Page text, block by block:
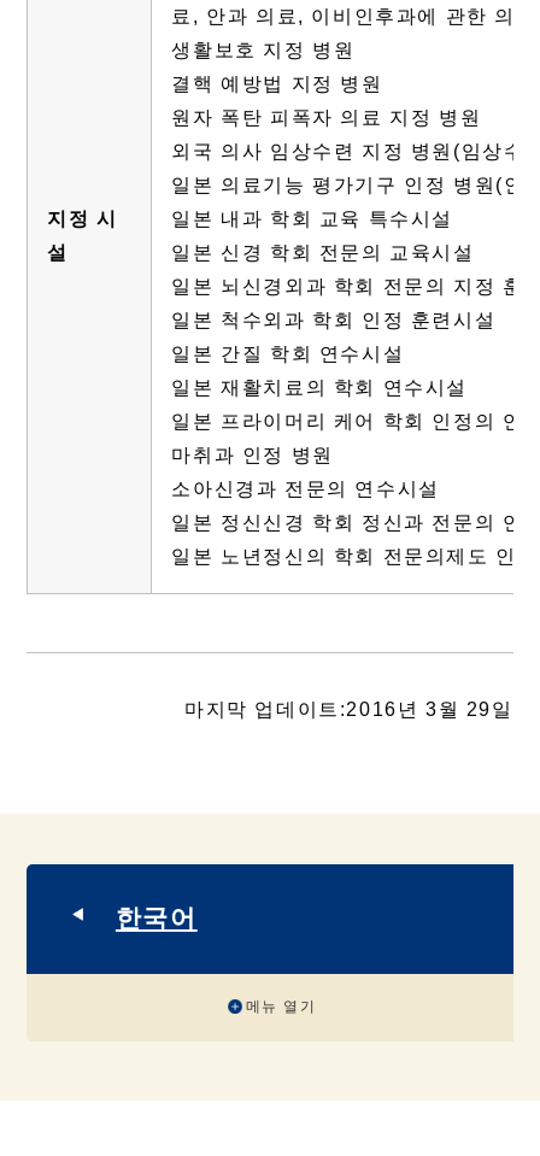
지정 시
설
료, 안과 의료, 이비인후과에 관한 의
생활보호 지정 병원
결핵 예방법 지정 병원
원자 폭탄 피폭자 의료 지정 병원
외국 의사 임상수련 지정 병원(임상수
일본 의료기능 평가기구 인정 병원(인
일본 내과 학회 교육 특수시설
일본 신경 학회 전문의 교육시설
일본 뇌신경외과 학회 전문의 지정 훈
일본 척수외과 학회 인정 훈련시설
일본 간질 학회 연수시설
일본 재활치료의 학회 연수시설
일본 프라이머리 케어 학회 인정의 연
마취과 인정 병원
소아신경과 전문의 연수시설
일본 정신신경 학회 정신과 전문의 연
일본 노년정신의 학회 전문의제도 인
마지막 업데이트:2016년 3월 29일
한국어
메뉴 열기